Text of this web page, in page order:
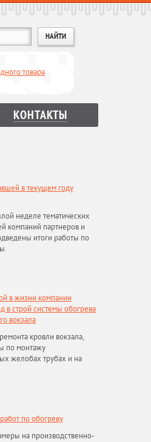
товара
КОНТАКТЫ
в текущем году
неделе тематических
компаний партнеров и
итоги работы по
в жизни компании
в строй системы обогрева
вокзала
кровли вокзала,
по монтажу
желобах трубах и на
по обогреву
на производственно-